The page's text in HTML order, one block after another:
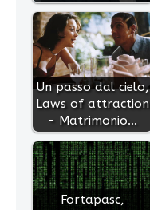
Un passo dal cielo,
Laws of attraction
- Matrimonio…
Fortapasc,